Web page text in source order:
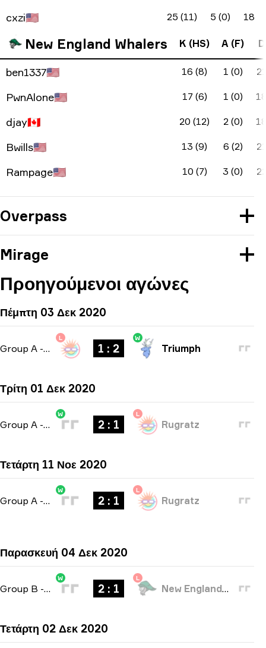
cxzi🇺🇸 25 (11) 5 (0) 18
New England Whalers K (HS) A (F) D
ben1337🇺🇸 16 (8) 1 (0)
PwnAlone🇺🇸 17 (6) 1 (0)
djay🇨🇦 20 (12) 2 (0)
Bwills🇺🇸 13 (9) 6 (2)
Rampage🇺🇸 10 (7) 3 (0)
Overpass
Mirage
Προηγούμενοι αγώνες
Πέμπτη 03 Δεκ 2020
Group A - bo3
L
1 : 2
W
Triumph
Τρίτη 01 Δεκ 2020
Group A - bo3
W
2 : 1
L
Rugratz
Τετάρτη 11 Νοε 2020
Group A - bo3
W
2 : 1
L
Rugratz
Παρασκευή 04 Δεκ 2020
Group B - bo3
W
2 : 1
L
New England Whalers
Τετάρτη 02 Δεκ 2020